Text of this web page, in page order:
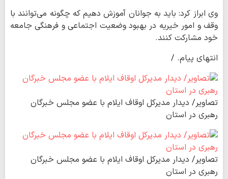
وی ابراز کرد: باید به جوانان آموزش دهیم که چگونه می‌توانند با
وقف و امور خیریه در بهبود وضعیت اجتماعی و فرهنگی جامعه
خود مشارکت کنند.
انتهای پیام. /
تصاویر/ دیدار مدیرکل اوقاف ایلام با عضو مجلس خبرگان
رهبری در استان
تصاویر/ دیدار مدیرکل اوقاف ایلام با عضو مجلس خبرگان
رهبری در استان